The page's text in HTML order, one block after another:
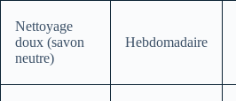
Nettoyage
doux (savon
neutre)
Hebdomadaire